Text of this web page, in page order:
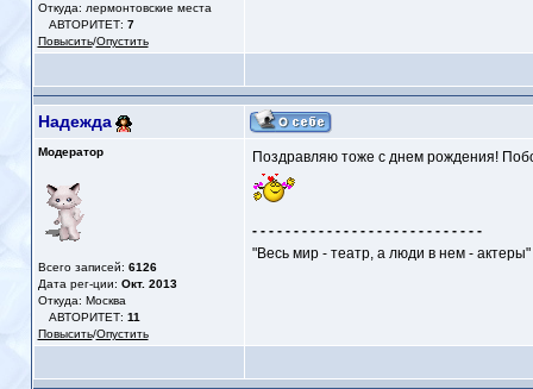
Откуда: лермонтовские места
АВТОРИТЕТ: 7
Повысить/Опустить
Надежда
Модератор
Всего записей: 6126
Дата рег-ции: Окт. 2013
Откуда: Москва
АВТОРИТЕТ: 11
Повысить/Опустить
Поздравляю тоже с днем рождения!
- - - - - - - - - - - - - - - - - - - - - - - - - - - -
"Весь мир - театр, а люди в нем - актеры"